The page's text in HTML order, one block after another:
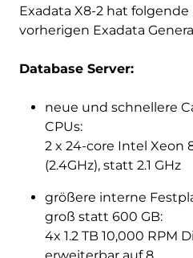
Exadata X8-2 hat
vorherigen Exadata
Database Server:
neue und schnellere
CPUs:
2 x 24-core Intel Xeon
(2.4GHz), statt 2.1 GHz
größere interne
groß statt 600
4x 1.2 TB 10,000 RPM